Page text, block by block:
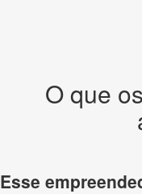
O que
Esse